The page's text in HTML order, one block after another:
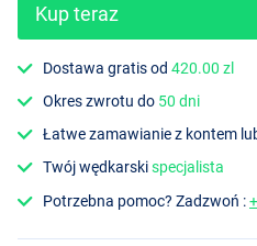
Kup teraz
Dostawa gratis od420.00 zl
Okres zwrotu do 50 dni
Łatwe zamawianie z kontem
Twój wędkarskispecjalista
Potrzebna pomoc? Zadzwoń :